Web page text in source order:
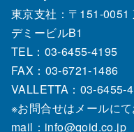
東京支社：〒
デミービルB1
TEL：03‐6455‐4195
FAX：03‐6721‐1486
VALLETTA：03-6455-
※お問合せはメールにて
mail：info@qoid.co.jp